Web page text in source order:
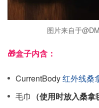
图片来自于
🎁盒子内含：
CurrentBody红外线桑
毛巾 （使用时放入桑拿